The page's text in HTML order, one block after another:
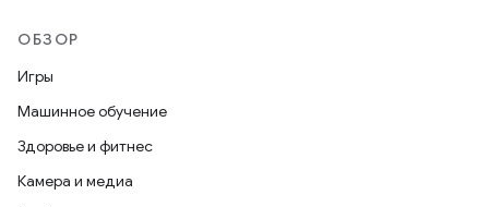
ОБЗОР
Игры
Машинное обучение
Здоровье и фитнес
Камера и медиа